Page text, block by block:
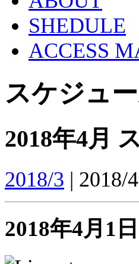
SHEDULE
ACCESS
スケジュ
2018年4月
2018/3 | 2018/
2018年4月1日